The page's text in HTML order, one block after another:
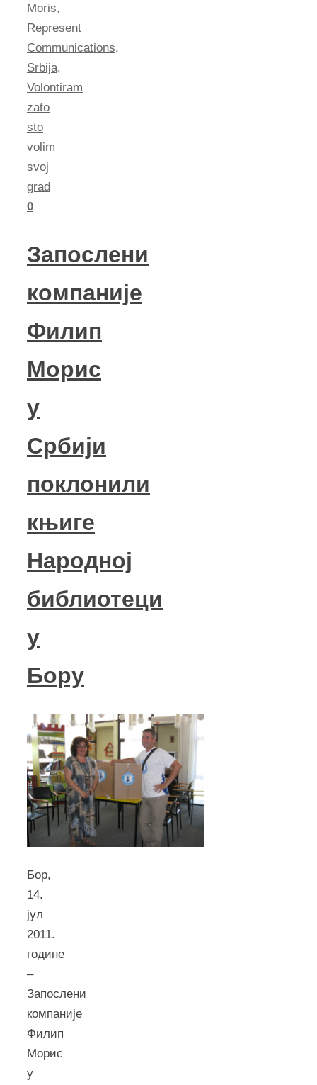
Moris,
Represent
Communications,
Srbija,
Volontiram
zato
sto
volim
svoj
grad
0
Запослени
компаније
Филип
Морис
у
Србији
поклонили
књиге
Народној
библиотеци
у
Бору
Бор,
14.
јул
2011.
године
–
Запослени
компаније
Филип
Морис
у